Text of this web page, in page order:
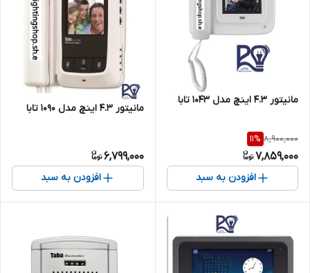
مانیتور ۴.۳ اینچ مدل ۱۰۴۳ تابا
8,900,000
11%
7,859,000
افزودن به سبد
مانیتور ۴.۳ اینچ مدل ۱۰۹۰ تابا
6,799,000
افزودن به سبد